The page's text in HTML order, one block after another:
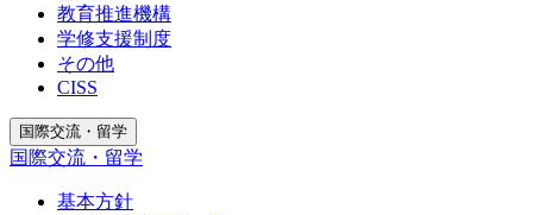
教育推進機構
学修支援制度
その他
CISS
国際交流・留学
国際交流・留学
基本方針